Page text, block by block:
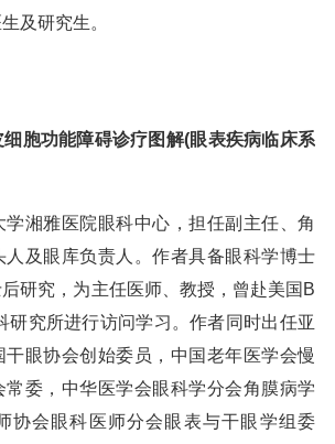
及研究生。
细胞功能障碍诊疗图解(眼表疾病临床系
湘雅医院眼科中心，担任副主任、角
人及眼库负责人。作者具备眼科学博士
研究，为主任医师、教授，曾赴美国B
研究所进行访问学习。作者同时出任亚
眼协会创始委员，中国老年医学会慢
委，中华医学会眼科学分会角膜病学
协会眼科医师分会眼表与干眼学组委